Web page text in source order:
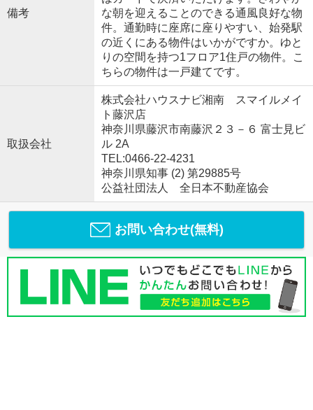
備考
な朝を迎えることのできる通風良好な物
件。通勤時に座席に座りやすい、始発駅
の近くにある物件はいかがですか。ゆと
りの空間を持つ1フロア1住戸の物件。こ
ちらの物件は一戸建てです。
取扱会社
株式会社ハウスナビ湘南 スマイルメイ
ト藤沢店
神奈川県藤沢市南藤沢２３－６ 富士見ビ
ル 2A
TEL:0466-22-4231
神奈川県知事 (2) 第29885号
公益社団法人 全日本不動産協会
お問い合わせ(無料)